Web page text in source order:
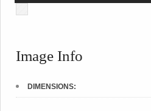
Image Info
DIMENSIONS: